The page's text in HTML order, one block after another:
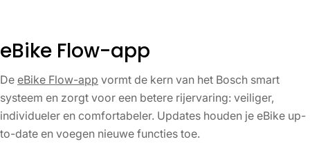
eBike Flow-app
De eBike Flow-app vormt de kern van het Bosch smart
systeem en zorgt voor een betere rijervaring: veiliger,
individueler en comfortabeler. Updates houden je eBike up-
to-date en voegen nieuwe functies toe.